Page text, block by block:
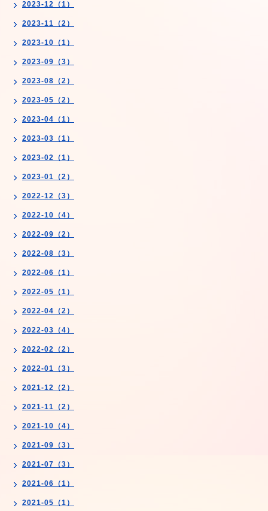
2023-12（1）
2023-11（2）
2023-10（1）
2023-09（3）
2023-08（2）
2023-05（2）
2023-04（1）
2023-03（1）
2023-02（1）
2023-01（2）
2022-12（3）
2022-10（4）
2022-09（2）
2022-08（3）
2022-06（1）
2022-05（1）
2022-04（2）
2022-03（4）
2022-02（2）
2022-01（3）
2021-12（2）
2021-11（2）
2021-10（4）
2021-09（3）
2021-07（3）
2021-06（1）
2021-05（1）